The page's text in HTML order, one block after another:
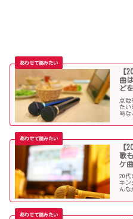
【
曲
ど
点数
たい
時な
っ盛
【
歌
ケ曲
20代
キン
んな
別会